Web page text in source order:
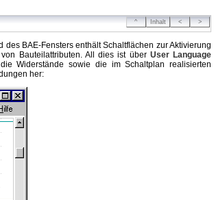
^ Inhalt < >
des BAE-Fensters enthält Schaltflächen zur Aktivierung
Bauteilattributen. All dies ist über User Language
Widerstände sowie die im Schaltplan realisierten
her: